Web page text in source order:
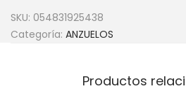
SKU: 054831925438
Categoría: ANZUELOS
Productos